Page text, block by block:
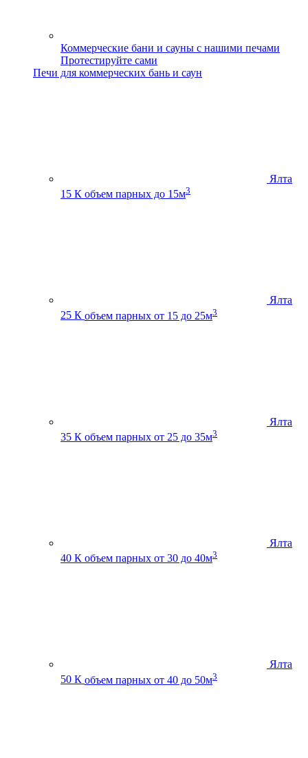
Коммерческие бани и сауны с нашими печами
Протестируйте сами
Печи для коммерческих бань и саун
Ялта
15 К объем парных до 15м3
Ялта
25 К объем парных от 15 до 25м3
Ялта
35 К объем парных от 25 до 35м3
Ялта
40 К объем парных от 30 до 40м3
Ялта
50 К объем парных от 40 до 50м3